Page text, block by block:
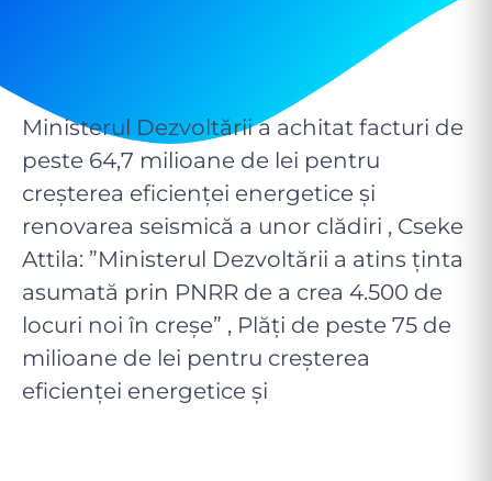
Ministerul Dezvoltării a achitat facturi de
peste 64,7 milioane de lei pentru
creșterea eficienței energetice și
renovarea seismică a unor clădiri , Cseke
Attila: ”Ministerul Dezvoltării a atins ținta
asumată prin PNRR de a crea 4.500 de
locuri noi în creșe” , Plăți de peste 75 de
milioane de lei pentru creșterea
eficienței energetice și